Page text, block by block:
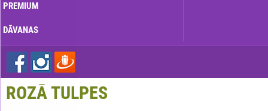
PREMIUM
DĀVANAS
ROZĀ TULPES